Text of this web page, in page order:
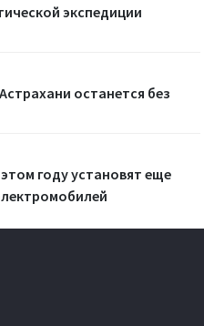
экспедиции
останется без
году установят еще